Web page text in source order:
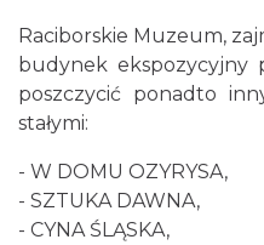
Raciborskie Muzeum,
budynek ekspozycyjny
poszczycić ponadto
stałymi:
- W DOMU OZYRYSA,
- SZTUKA DAWNA,
- CYNA ŚLĄSKA,